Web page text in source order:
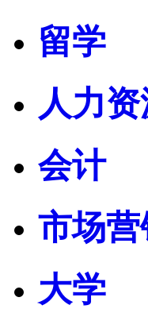
留学
人力
会计
市场营
大学